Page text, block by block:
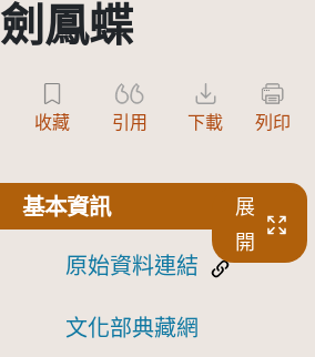
劍鳳蝶
收藏 引用 下載 列印
基本資訊
展
開
原始資料連結
文化部典藏網